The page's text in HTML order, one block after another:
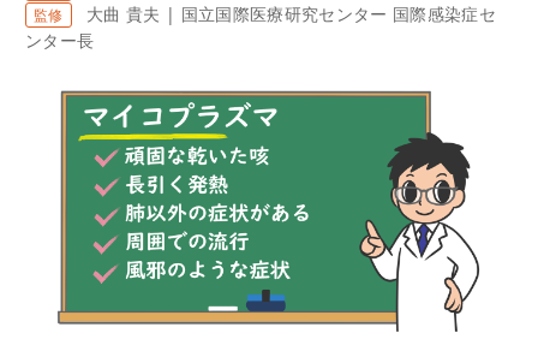
監修
大曲 貴夫 | 国立国際医療研究センター 国際感染症セ
ンター長